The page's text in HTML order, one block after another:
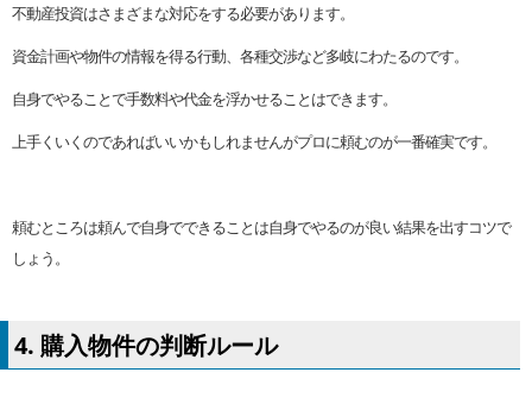
不動産投資はさまざまな対応をする必要があります。
資金計画や物件の情報を得る行動、各種交渉など多岐にわたるのです。
自身でやることで手数料や代金を浮かせることはできます。
上手くいくのであればいいかもしれませんがプロに頼むのが一番確実です。
頼むところは頼んで自身でできることは自身でやるのが良い結果を出すコツで
しょう。
4. 購入物件の判断ルール